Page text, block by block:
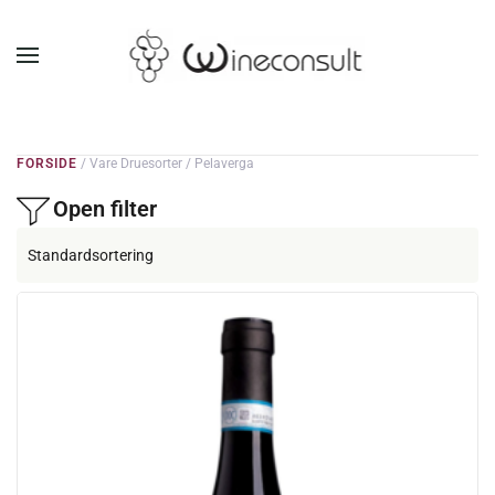
GÅ TIL HOVEDINDHOLD
FORSIDE / Vare Druesorter / Pelaverga
Open filter